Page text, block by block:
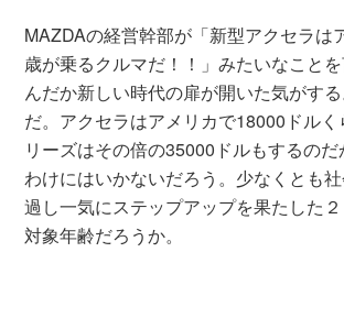
MAZDAの経営幹部が「新型アクセラは
歳が乗るクルマだ！！」みたいなこと
んだか新しい時代の扉が開いた気がす
だ。アクセラはアメリカで18000ドル
リーズはその倍の35000ドルもするのだ
わけにはいかないだろう。少なくとも
過し一気にステップアップを果たした
対象年齢だろうか。